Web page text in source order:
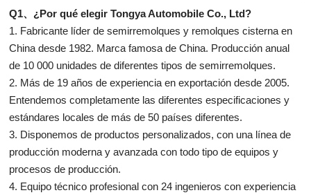
Q1、¿Por qué elegir Tongya Automobile Co., Ltd?
1. Fabricante líder de semirremolques y remolques cisterna en
China desde 1982. Marca famosa de China. Producción anual
de 10 000 unidades de diferentes tipos de semirremolques.
2. Más de 19 años de experiencia en exportación desde 2005.
Entendemos completamente las diferentes especificaciones y
estándares locales de más de 50 países diferentes.
3. Disponemos de productos personalizados, con una línea de
producción moderna y avanzada con todo tipo de equipos y
procesos de producción.
4. Equipo técnico profesional con 24 ingenieros con experiencia